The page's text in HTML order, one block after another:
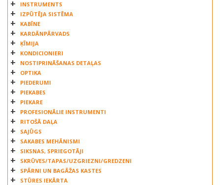
INSTRUMENTS
IZPŪTĒJA SISTĒMA
KABĪNE
KARDĀNPĀRVADS
ĶĪMIJA
KONDICIONIERI
NOSTIPRINĀŠANAS DETAĻAS
OPTIKA
PIEDERUMI
PIEKABES
PIEKARE
PROFESIONĀLIE INSTRUMENTI
RITOŠĀ DAĻA
SAJŪGS
SAKABES MEHĀNISMI
SIKSNAS, SPRIEGOTĀJI
SKRŪVES/TAPAS/UZGRIEZNI/GREDZENI
SPĀRNI UN BAGĀŽAS KASTES
STŪRES IEKĀRTA